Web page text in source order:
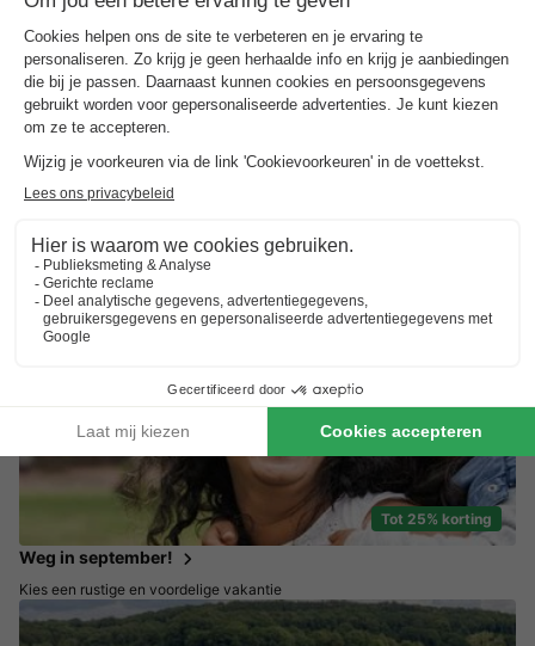
tijd plant, heeft vaak de beste kans op aantrekkelijke prijzen en
een ruime keuze aan accommodaties. Vooral tijdens de
vakantieperiodes is het de moeite waard om op tijd naar
geschikte aanbiedingen te zoeken. Maar ook voor last-minute
boekers zijn er regelmatig geweldigelast minute
vakantieparken, waarmee je spontaan en goedkoop op
vakantie kunt.
Verrassendevakantiepark aanbiedingen
Tot 25% korting
Weg in september!
Kies een rustige en voordelige vakantie